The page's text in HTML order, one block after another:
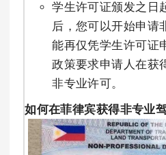
学生许可证颁发之日
后，您可以开始申请
能再仅凭学生许可证
政策要求申请人在获
非专业许可。
如何在菲律宾获得非专业